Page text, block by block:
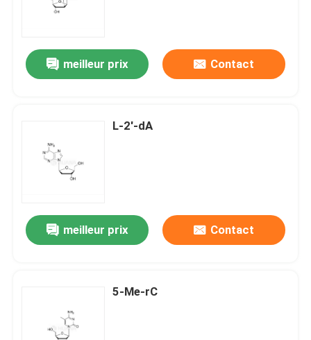
Au sujet de nous
Contrôle de qualité
Nouvelles
Les phosphates et leurs dérivés
meilleur prix Contact
L-2'-dA
meilleur prix Contact
5-Me-rC